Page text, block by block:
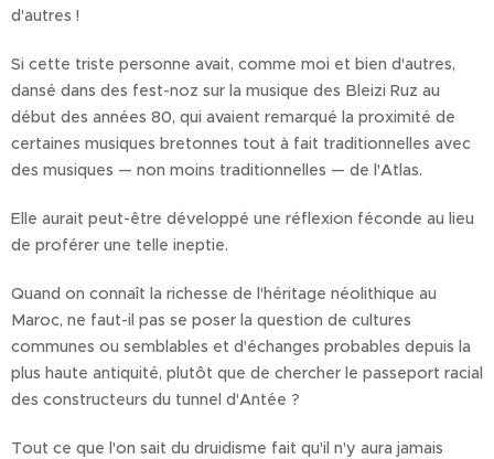
d'autres !
Si cette triste personne avait, comme moi et bien d'autres,
dansé dans des fest-noz sur la musique des Bleizi Ruz au
début des années 80, qui avaient remarqué la proximité de
certaines musiques bretonnes tout à fait traditionnelles avec
des musiques — non moins traditionnelles — de l'Atlas.
Elle aurait peut-être développé une réflexion féconde au lieu
de proférer une telle ineptie.
Quand on connaît la richesse de l'héritage néolithique au
Maroc, ne faut-il pas se poser la question de cultures
communes ou semblables et d'échanges probables depuis la
plus haute antiquité, plutôt que de chercher le passeport racial
des constructeurs du tunnel d'Antée ?
Tout ce que l'on sait du druidisme fait qu'il n'y aura jamais